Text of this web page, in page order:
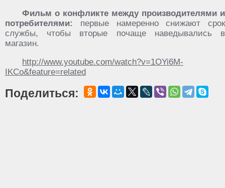
Фильм о конфликте между производителями и
потребителями:
первые намеренно снижают срок
службы, чтобы вторые почаще наведывались в
магазин.
http://www.youtube.com/watch?v=1OYi6M-
IKCo&feature=related
Поделиться: